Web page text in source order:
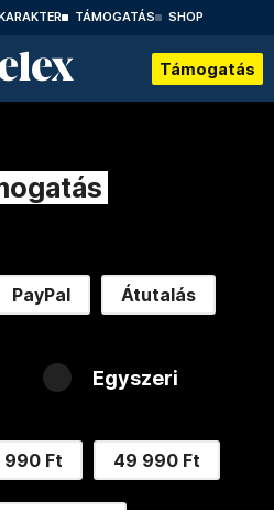
TÁMOGATÁS SHOP
Támogatás
PayPal Átutalás
Egyszeri
990 Ft 49 990 Ft